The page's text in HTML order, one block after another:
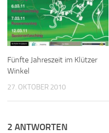
Fünfte Jahreszeit im Klützer
Winkel
27. OKTOBER 2010
2 ANTWORTEN